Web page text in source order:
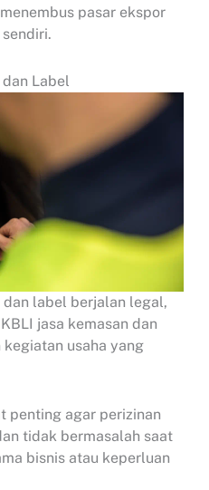
pasar ekspor
Label
dan label berjalan legal,
jasa kemasan dan
usaha yang
penting agar perizinan
tidak bermasalah saat
bisnis atau keperluan